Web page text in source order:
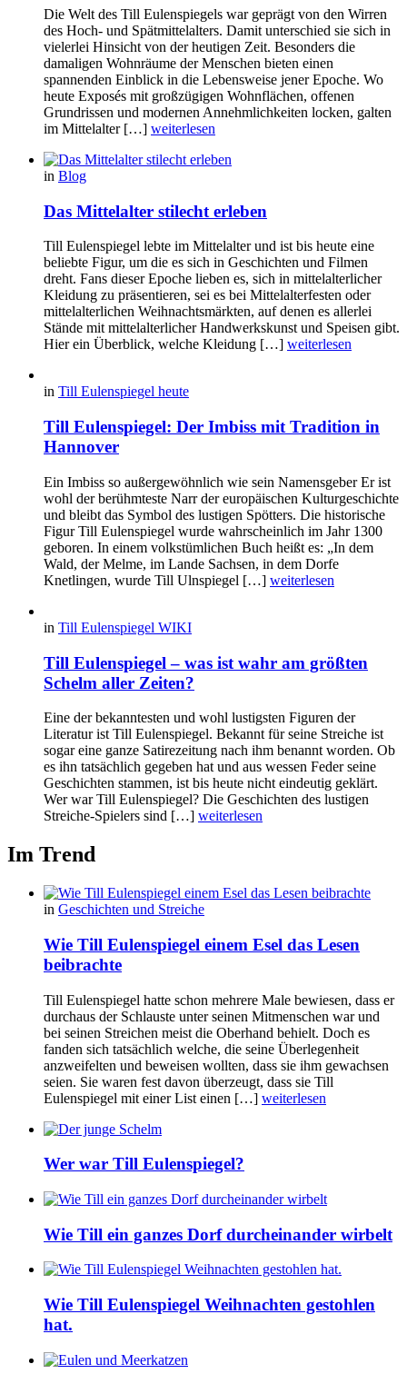
Die Welt des Till Eulenspiegels war geprägt von den Wirren
des Hoch- und Spätmittelalters. Damit unterschied sie sich in
vielerlei Hinsicht von der heutigen Zeit. Besonders die
damaligen Wohnräume der Menschen bieten einen
spannenden Einblick in die Lebensweise jener Epoche. Wo
heute Exposés mit großzügigen Wohnflächen, offenen
Grundrissen und modernen Annehmlichkeiten locken, galten
im Mittelalter […] weiterlesen
in Blog
Das Mittelalter stilecht erleben
Till Eulenspiegel lebte im Mittelalter und ist bis heute eine
beliebte Figur, um die es sich in Geschichten und Filmen
dreht. Fans dieser Epoche lieben es, sich in mittelalterlicher
Kleidung zu präsentieren, sei es bei Mittelalterfesten oder
mittelalterlichen Weihnachtsmärkten, auf denen es allerlei
Stände mit mittelalterlicher Handwerkskunst und Speisen gibt.
Hier ein Überblick, welche Kleidung […] weiterlesen
in Till Eulenspiegel heute
Till Eulenspiegel: Der Imbiss mit Tradition in
Hannover
Ein Imbiss so außergewöhnlich wie sein Namensgeber Er ist
wohl der berühmteste Narr der europäischen Kulturgeschichte
und bleibt das Symbol des lustigen Spötters. Die historische
Figur Till Eulenspiegel wurde wahrscheinlich im Jahr 1300
geboren. In einem volkstümlichen Buch heißt es: „In dem
Wald, der Melme, im Lande Sachsen, in dem Dorfe
Knetlingen, wurde Till Ulnspiegel […] weiterlesen
in Till Eulenspiegel WIKI
Till Eulenspiegel – was ist wahr am größten
Schelm aller Zeiten?
Eine der bekanntesten und wohl lustigsten Figuren der
Literatur ist Till Eulenspiegel. Bekannt für seine Streiche ist
sogar eine ganze Satirezeitung nach ihm benannt worden. Ob
es ihn tatsächlich gegeben hat und aus wessen Feder seine
Geschichten stammen, ist bis heute nicht eindeutig geklärt.
Wer war Till Eulenspiegel? Die Geschichten des lustigen
Streiche-Spielers sind […] weiterlesen
Im Trend
in Geschichten und Streiche
Wie Till Eulenspiegel einem Esel das Lesen
beibrachte
Till Eulenspiegel hatte schon mehrere Male bewiesen, dass er
durchaus der Schlauste unter seinen Mitmenschen war und
bei seinen Streichen meist die Oberhand behielt. Doch es
fanden sich tatsächlich welche, die seine Überlegenheit
anzweifelten und beweisen wollten, dass sie ihm gewachsen
seien. Sie waren fest davon überzeugt, dass sie Till
Eulenspiegel mit einer List einen […] weiterlesen
Wer war Till Eulenspiegel?
Wie Till ein ganzes Dorf durcheinander wirbelt
Wie Till Eulenspiegel Weihnachten gestohlen
hat.